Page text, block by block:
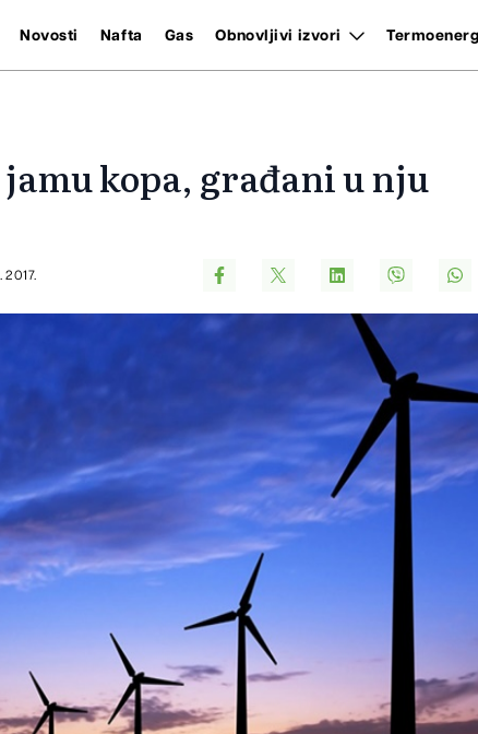
Novosti Nafta Gas Obnovljivi izvori
kopa, građani u nju
2017.